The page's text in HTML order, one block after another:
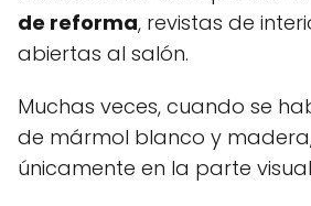
de reforma, revistas de
abiertas al salón.
Muchas veces, cuando se
de mármol blanco y
únicamente en la parte